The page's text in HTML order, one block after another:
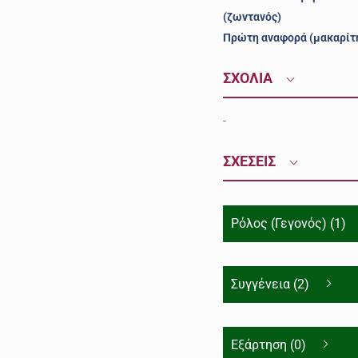
(ζωντανός)
Πρώτη αναφορά
ΣΧΟΛΙΑ
-
ΣΧΕΣΕΙΣ
Ρόλος (Γεγονός) (1)
Συγγένεια (2)
Εξάρτηση (0)